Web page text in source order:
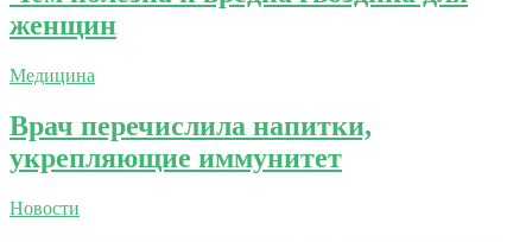
женщин
Медицина
Врач перечислила напитки,
укрепляющие иммунитет
Новости